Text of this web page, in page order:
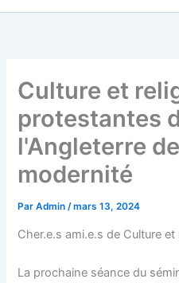
Culture et
protestantes
l'Angleterre
modernité
ParAdmin/mars 13, 2024
Cher.e.s ami.e.s de Culture et
La prochaine séance du